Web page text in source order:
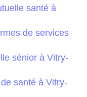
santé à
de services
sénior à Vitry-
santé à Vitry-